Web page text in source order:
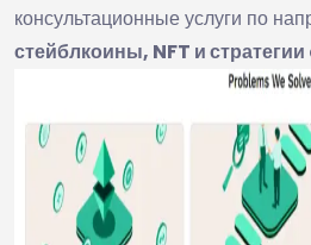
консультационные услуги по
стейблкоины, NFT и